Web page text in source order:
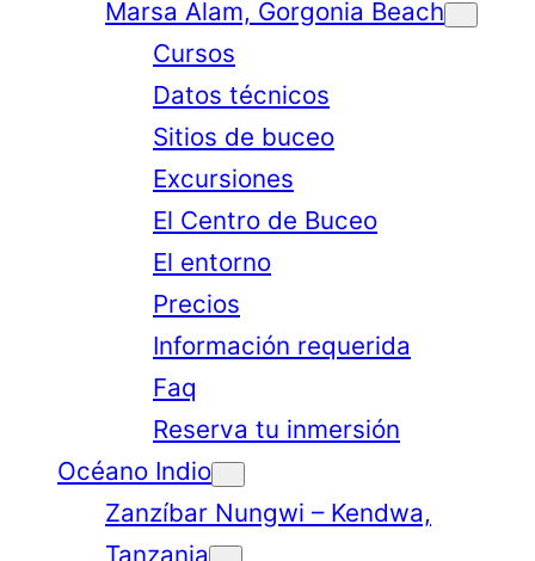
Marsa Alam, Gorgonia Beach
Cursos
Datos técnicos
Sitios de buceo
Excursiones
El Centro de Buceo
El entorno
Precios
Información requerida
Faq
Reserva tu inmersión
Océano Indio
Zanzíbar Nungwi – Kendwa,
Tanzania